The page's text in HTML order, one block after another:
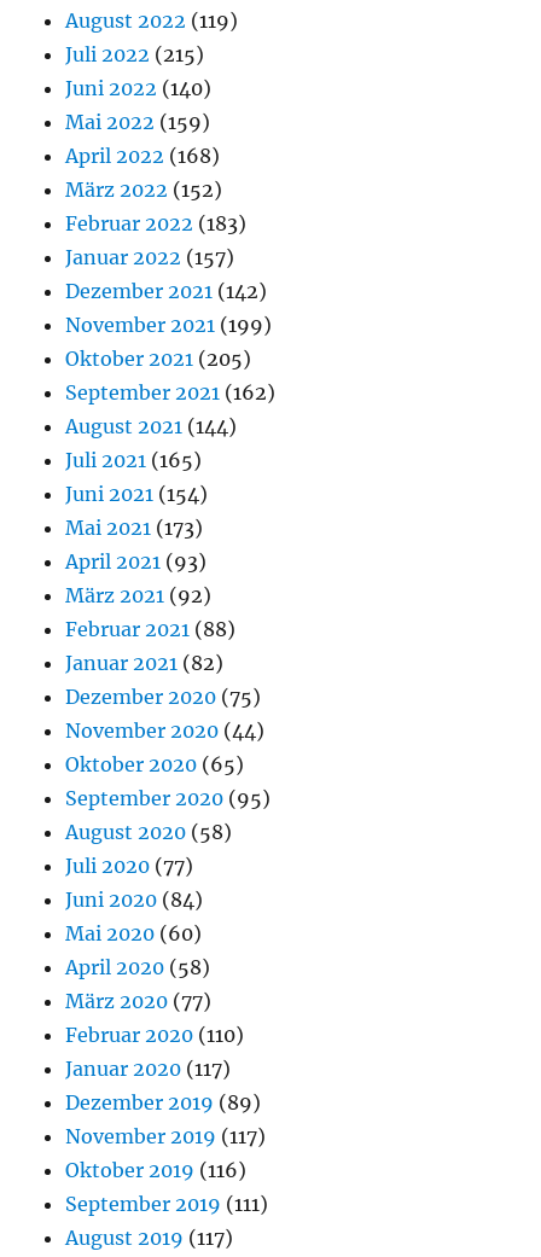
August 2022 (119)
Juli 2022 (215)
Juni 2022 (140)
Mai 2022 (159)
April 2022 (168)
März 2022 (152)
Februar 2022 (183)
Januar 2022 (157)
Dezember 2021 (142)
November 2021 (199)
Oktober 2021 (205)
September 2021 (162)
August 2021 (144)
Juli 2021 (165)
Juni 2021 (154)
Mai 2021 (173)
April 2021 (93)
März 2021 (92)
Februar 2021 (88)
Januar 2021 (82)
Dezember 2020 (75)
November 2020 (44)
Oktober 2020 (65)
September 2020 (95)
August 2020 (58)
Juli 2020 (77)
Juni 2020 (84)
Mai 2020 (60)
April 2020 (58)
März 2020 (77)
Februar 2020 (110)
Januar 2020 (117)
Dezember 2019 (89)
November 2019 (117)
Oktober 2019 (116)
September 2019 (111)
August 2019 (117)